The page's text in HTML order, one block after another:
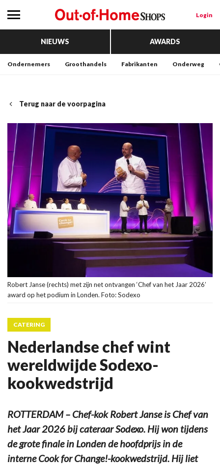
Login
NIEUWS AWARDS
Ondernemers Groothandels Fabrikanten Onderweg
Terug naar de voorpagina
Robert Janse (rechts) met zijn net ontvangen ‘Chef van het Jaar 2026’
award op het podium in Londen. Foto: Sodexo
CATERING
Nederlandse chef wint
wereldwijde Sodexo-
kookwedstrijd
ROTTERDAM – Chef-kok Robert Janse is Chef van
het Jaar 2026 bij cateraar Sodexo. Hij won tijdens
de grote finale in Londen de hoofdprijs in de
interne Cook for Change!-kookwedstrijd. Hij liet